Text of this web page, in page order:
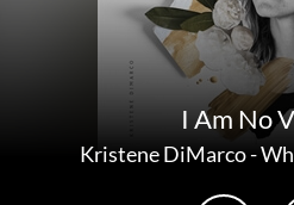
I Am No
Kristene DiMarco-